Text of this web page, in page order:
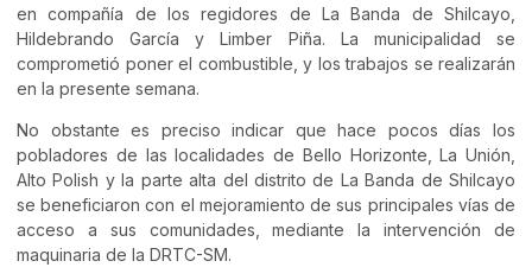
en compañía de los regidores de La Banda de Shilcayo,
Hildebrando García y Limber Piña. La municipalidad se
comprometió poner el combustible, y los trabajos se realizarán
en la presente semana.
No obstante es preciso indicar que hace pocos días los
pobladores de las localidades de Bello Horizonte, La Unión,
Alto Polish y la parte alta del distrito de La Banda de Shilcayo
se beneficiaron con el mejoramiento de sus principales vías de
acceso a sus comunidades, mediante la intervención de
maquinaria de la DRTC-SM.